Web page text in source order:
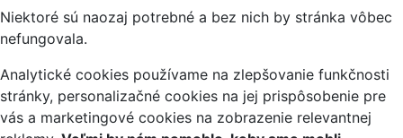
Niektoré sú naozaj potrebné a bez nich by stránka vôbec
nefungovala.
Analytické cookies používame na zlepšovanie funkčnosti
stránky, personalizačné cookies na jej prispôsobenie pre
vás a marketingové cookies na zobrazenie relevantnej